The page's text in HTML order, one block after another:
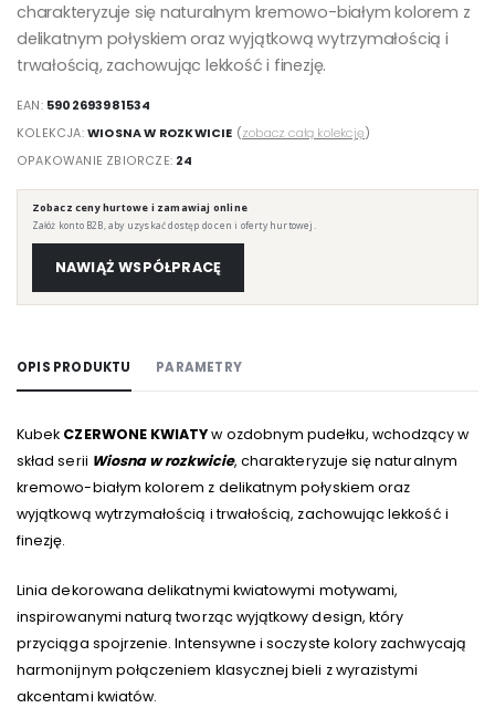
charakteryzuje się naturalnym kremowo-białym kolorem z
delikatnym połyskiem oraz wyjątkową wytrzymałością i
trwałością, zachowując lekkość i finezję.
EAN: 5902693981534
KOLEKCJA: WIOSNA W ROZKWICIE (zobacz całą kolekcję)
OPAKOWANIE ZBIORCZE: 24
Zobacz ceny hurtowe i zamawiaj online
Załóż konto B2B, aby uzyskać dostęp do cen i oferty hurtowej.
NAWIĄŻ WSPÓŁPRACĘ
OPIS PRODUKTU PARAMETRY
Kubek CZERWONE KWIATYw ozdobnym pudełku, wchodzący w
skład serii Wiosna w rozkwicie, charakteryzuje się naturalnym
kremowo-białym kolorem z delikatnym połyskiem oraz
wyjątkową wytrzymałością i trwałością, zachowując lekkość i
finezję.
Linia dekorowana delikatnymi kwiatowymi motywami,
inspirowanymi naturą tworząc wyjątkowy design, który
przyciąga spojrzenie. Intensywne i soczyste kolory zachwycają
harmonijnym połączeniem klasycznej bieli z wyrazistymi
akcentami kwiatów.